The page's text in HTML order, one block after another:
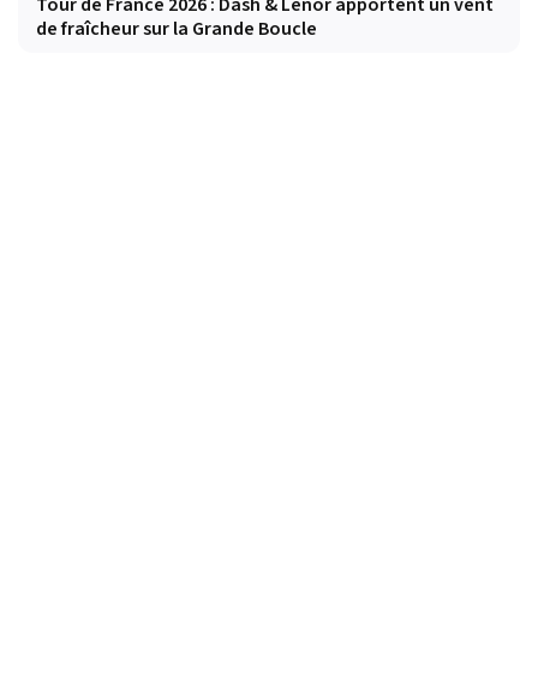
de fraîcheur sur la Grande Boucle